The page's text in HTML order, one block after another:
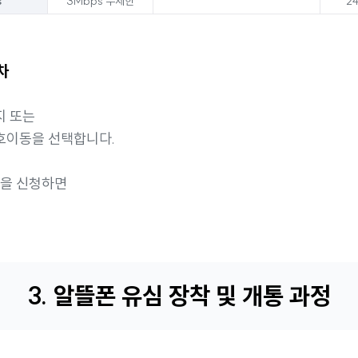
또는
동을 선택합니다.
신청하면
3. 알뜰폰 유심 장착 및 개통 과정